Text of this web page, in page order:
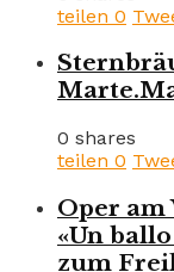
teilen 0
0 shares
teilen 0
Oper am
«Un
zum